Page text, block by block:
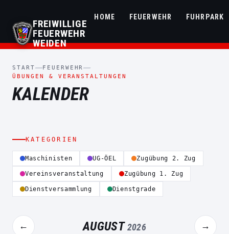
FREIWILLIGE
FEUERWEHR
WEIDEN
HOME FEUERWEHR FUHRPARK
START
FEUERWEHR
ÜBUNGEN & VERANSTALTUNGEN
KALENDER
KATEGORIEN
Maschinisten UG-ÖEL Zugübung 2. Zug
Vereinsveranstaltung Zugübung 1. Zug
Dienstversammlung Dienstgrade
← AUGUST 2026 →